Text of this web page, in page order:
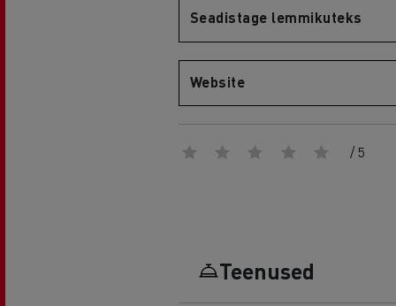
Seadistage lemmikuteks
Website
/ 5
Teenused